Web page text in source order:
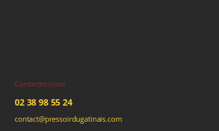
Contactez-nous
02 38 98 55 24
contact@pressoirdugatinais.com